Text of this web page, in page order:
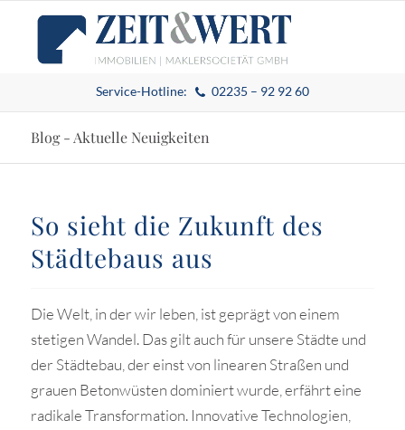
Service-Hotline: 02235 – 92 92 60
Blog - Aktuelle Neuigkeiten
So sieht die Zukunft des
Städtebaus aus
Die Welt, in der wir leben, ist geprägt von einem
stetigen Wandel. Das gilt auch für unsere Städte und
der Städtebau, der einst von linearen Straßen und
grauen Betonwüsten dominiert wurde, erfährt eine
radikale Transformation. Innovative Technologien,